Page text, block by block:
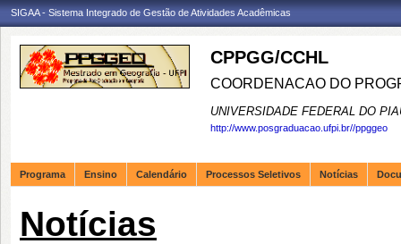
SIGAA - Sistema Integrado de Gestão de Atividades Acadêmicas
CPPGG/CCHL
COORDENACAO DO
UNIVERSIDADE FEDERAL DO
http://www.posgraduacao.ufpi.br//ppggeo
Programa Ensino Calendário Processos Seletivos Notícias
Notícias